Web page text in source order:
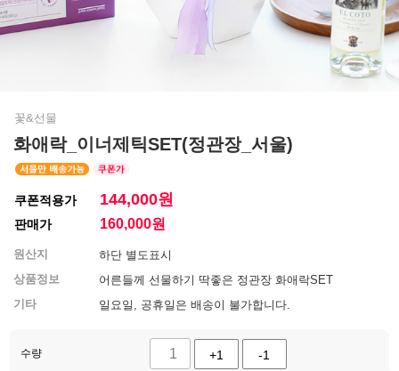
꽃&선물
화애락_이너제틱SET(정관장_서울)
쿠폰적용가 144,000원
판매가 160,000원
원산지
하단 별도표시
상품정보
어른들께 선물하기 딱좋은 정관장 화애락SET
기타
일요일, 공휴일은 배송이 불가합니다.
수량 +1 -1